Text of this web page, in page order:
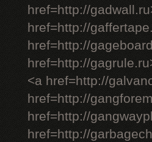
href=http://
href=http://
href=http://
href=http://
<a href=http://
href=http://
href=http://
href=http://